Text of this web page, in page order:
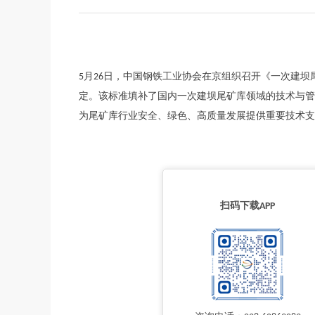
5月26日，中国钢铁工业协会在京组织召开《一次建
定。该标准填补了国内一次建坝尾矿库领域的技术与
为尾矿库行业安全、绿色、高质量发展提供重要技术
扫码下载APP